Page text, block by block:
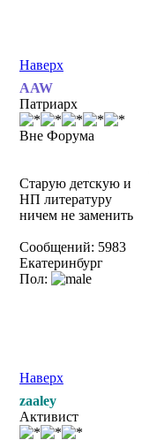
Наверх
AAW
Патриарх
Вне Форума
Старую детскую и
НП литературу
ничем не заменить
Сообщений: 5983
Екатеринбург
Пол:
Наверх
zaaley
Активист